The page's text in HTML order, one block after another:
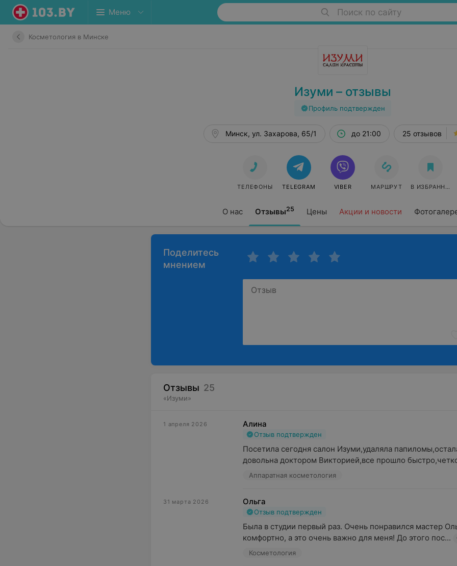
Меню Поиск по сайту
Косметология в Минске
Изуми – отзывы
Профиль подтвержден
О нас Отзывы25 Цены Акции и новости
Минск, ул. Захарова, 65/1 до 21:00 25 отзывов
ТЕЛЕФОНЫ TELEGRAM VIBER МАРШРУТ В ИЗБРАННОЕ
Поделитесь
мнением
Отзывы 25
«Изуми»
1 апреля 2026 Алина
Отзыв подтвержден
Посетила сегодня салон Изуми,удаляла
довольна доктором Викторией,все прошло
Аппаратная косметология
31 марта 2026 Ольга
Отзыв подтвержден
Была в студии первый раз. Очень понравился мастер
комфортно, а это очень важно для меня! До этого пос...
Косметология